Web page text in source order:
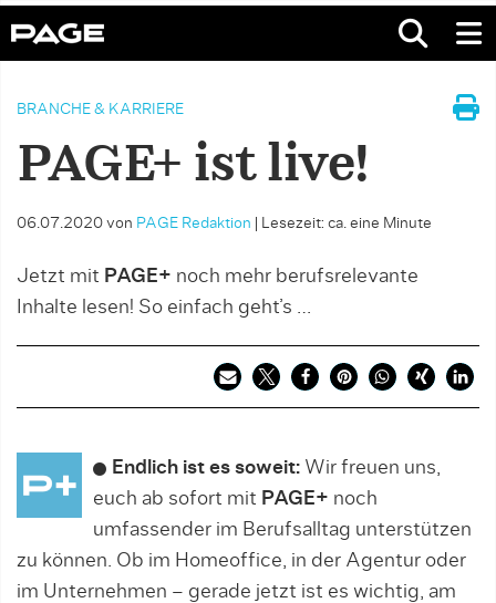
BRANCHE & KARRIERE
PAGE+ ist live!
06.07.2020 von PAGE Redaktion Lesezeit: ca. eine Minute
Jetzt mit PAGE+ noch mehr berufsrelevante
Inhalte lesen! So einfach geht’s …
Endlich ist es soweit: Wir freuen uns,
euch ab sofort mit PAGE+ noch
umfassender im Berufsalltag unterstützen
zu können. Ob im Homeoffice, in der Agentur oder
im Unternehmen – gerade jetzt ist es wichtig, am